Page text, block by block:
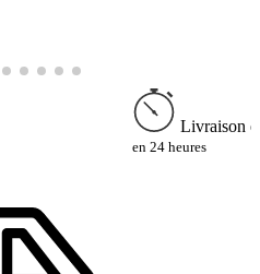
Livraison
en 24 heures